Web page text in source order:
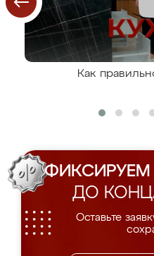
Как
ФИКСИРУЕМ
ДО
Оставьте